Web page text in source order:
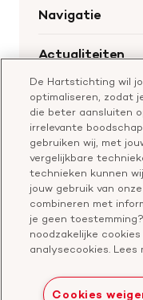
Navigatie
Samenwerking en
Onze missie
Actualiteiten
Nieuws
Nieuwsbrief voor
Hartstichting.nl
Publiekswebsite
Over de
Jaarverslag
Contact
Contactgegevens
Doneer
Bezoek
onze
De Hartstichting wil
optimaliseren, zodat
die beter aansluiten
irrelevante
gebruiken wij, met
vergelijkbare
technieken kunnen
jouw gebruik van
combineren met
je geen
noodzakelijke
analysecookies. Lees
Cookies